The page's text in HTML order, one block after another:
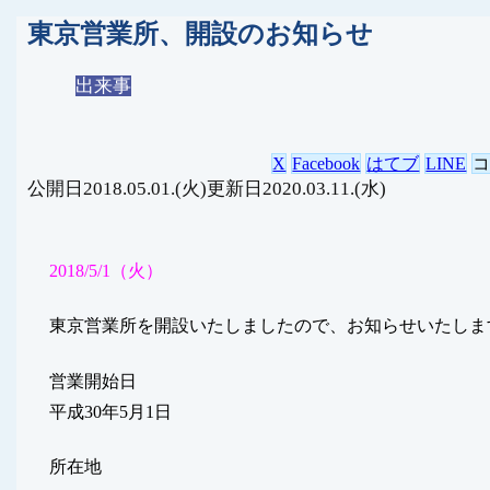
東京営業所、開設のお知らせ
出来事
X Facebook はてブ LINE
2018.05.01.(火) 2020.03.11.(水)
2018/5/1（火）
東京営業所を開設いたしましたので、お知らせいたしま
営業開始日
平成30年5月1日
所在地